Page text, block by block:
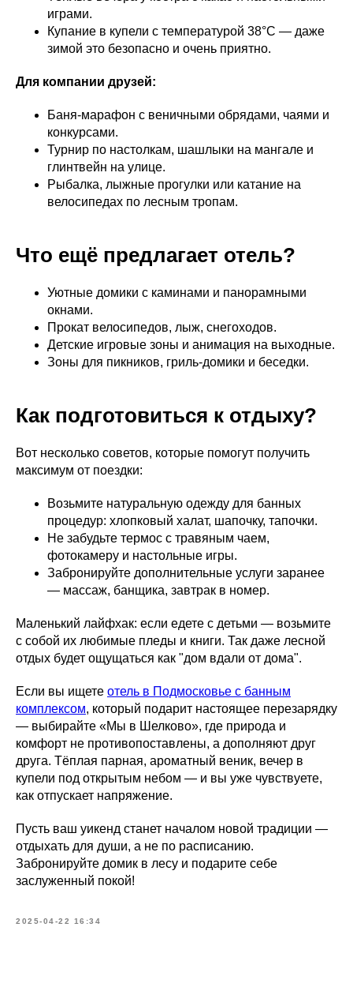
играми.
Купание в купели с температурой 38°C — даже
зимой это безопасно и очень приятно.
Для компании друзей:
Баня-марафон с веничными обрядами, чаями и
конкурсами.
Турнир по настолкам, шашлыки на мангале и
глинтвейн на улице.
Рыбалка, лыжные прогулки или катание на
велосипедах по лесным тропам.
Что ещё предлагает отель?
Уютные домики с каминами и панорамными
окнами.
Прокат велосипедов, лыж, снегоходов.
Детские игровые зоны и анимация на выходные.
Зоны для пикников, гриль-домики и беседки.
Как подготовиться к отдыху?
Вот несколько советов, которые помогут получить
максимум от поездки:
Возьмите натуральную одежду для банных
процедур: хлопковый халат, шапочку, тапочки.
Не забудьте термос с травяным чаем,
фотокамеру и настольные игры.
Забронируйте дополнительные услуги заранее
— массаж, банщика, завтрак в номер.
Маленький лайфхак: если едете с детьми — возьмите
с собой их любимые пледы и книги. Так даже лесной
отдых будет ощущаться как "дом вдали от дома".
Если вы ищете отель в Подмосковье с банным
комплексом, который подарит настоящее перезарядку
— выбирайте «Мы в Шелково», где природа и
комфорт не противопоставлены, а дополняют друг
друга. Тёплая парная, ароматный веник, вечер в
купели под открытым небом — и вы уже чувствуете,
как отпускает напряжение.
Пусть ваш уикенд станет началом новой традиции —
отдыхать для души, а не по расписанию.
Забронируйте домик в лесу и подарите себе
заслуженный покой!
2025-04-22 16:34